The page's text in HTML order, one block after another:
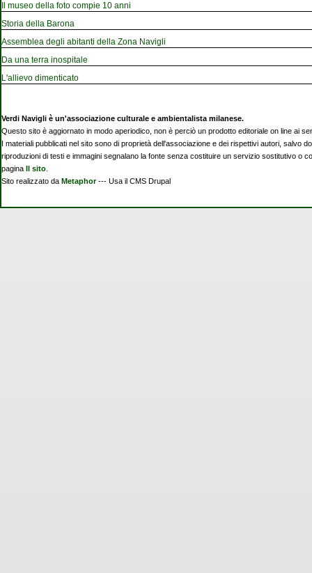
Il museo della foto compie 10 anni
Storia della Barona
Assemblea degli abitanti della Zona Navigli
Da una terra inospitale
L'allievo dimenticato
Verdi Navigli è un'associazione culturale e ambientalista milanese.
Questo sito è aggiornato in modo aperiodico, non è perciò un prodotto editoriale on line ai
I materiali pubblicati nel sito sono di proprietà dell'associazione e dei rispettivi autori, salvo
riproduzioni di testi e immagini segnalano la fonte senza costituire un servizio sostitutivo o
pagina Il sito
Sito realizzato da Metaphor--- Usa il CMS Drupal